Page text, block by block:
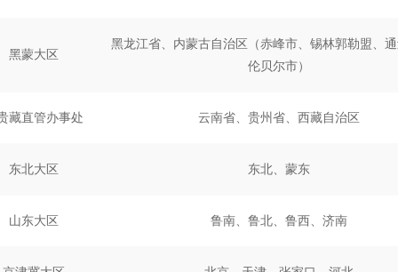
黑蒙大区
黑龙江省、内蒙古自治区（赤峰市、锡林郭勒盟、
伦贝尔市）
藏直管办事处 云南省、贵州省、西藏自治区
东北大区 东北、蒙东
山东大区 鲁南、鲁北、鲁西、济南